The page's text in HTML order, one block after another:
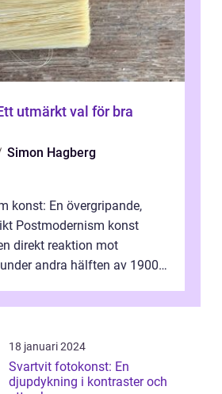
utmärkt val för bra
Simon Hagberg
konst: En övergripande,
Postmodernism konst
direkt reaktion mot
andra hälften av 1900-
18 januari 2024
Svartvit fotokonst: En
djupdykning i kontraster och